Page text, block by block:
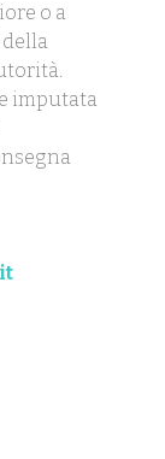
o a
imputata